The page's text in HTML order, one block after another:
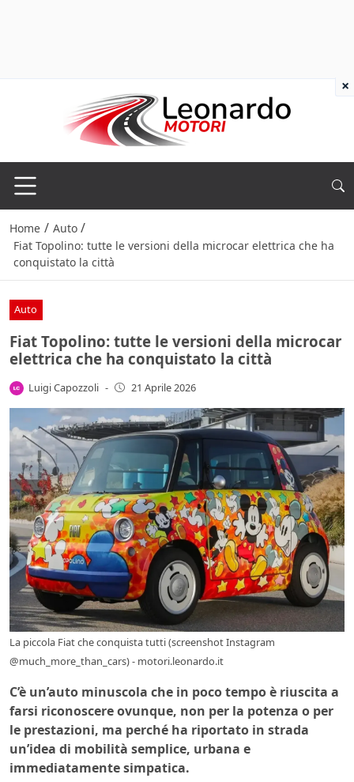
Home / Auto /
Fiat Topolino: tutte le versioni della microcar elettrica che ha
conquistato la città
Auto
Fiat Topolino: tutte le versioni della microcar
elettrica che ha conquistato la città
Luigi Capozzoli - 21 Aprile 2026
La piccola Fiat che conquista tutti (screenshot Instagram
@much_more_than_cars) - motori.leonardo.it
C’è un’auto minuscola che in poco tempo è riuscita a
farsi riconoscere ovunque, non per la potenza o per
le prestazioni, ma perché ha riportato in strada
un’idea di mobilità semplice, urbana e
immediatamente simpatica.
×